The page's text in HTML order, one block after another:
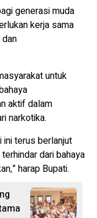
generasi muda
kerja sama
untuk
aktif dalam
narkotika.
ini terus berlanjut
dari bahaya
harap Bupati.